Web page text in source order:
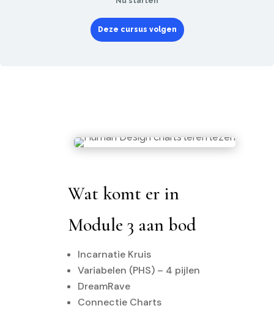
Deze cursus volgen
Wat komt er in
Module 3 aan bod
Incarnatie Kruis
Variabelen (PHS) – 4 pijlen
DreamRave
Connectie Charts